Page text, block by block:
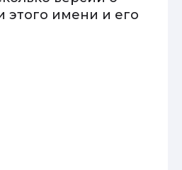
этого имени и его